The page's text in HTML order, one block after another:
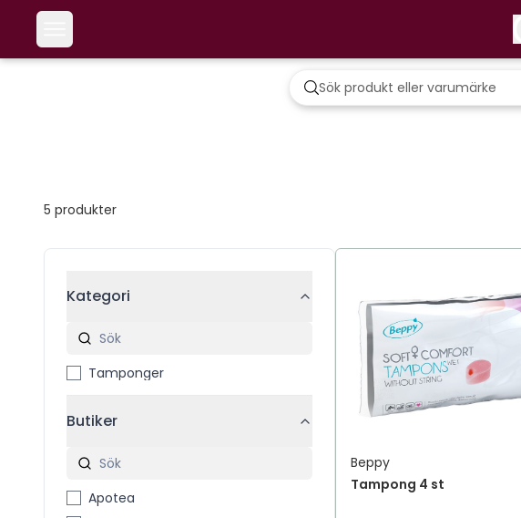
5 produkter
Kategori
Tamponger
Butiker
Apotea
Beppy
Tampong 4 st